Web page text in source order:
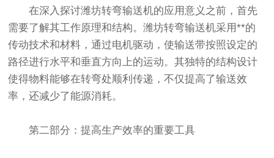
在深入探讨潍坊转弯输送机的应用意义之前，首先
需要了解其工作原理和结构。潍坊转弯输送机采用**的
传动技术和材料，通过电机驱动，使输送带按照设定的
路径进行水平和垂直方向上的运动。其独特的结构设计
使得物料能够在转弯处顺利传递，不仅提高了输送效
率，还减少了能源消耗。
第二部分：提高生产效率的重要工具